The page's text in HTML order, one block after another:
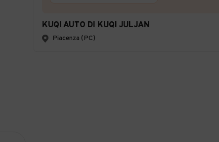
KUQI AUTO DI KUQI JULJAN
Piacenza (PC)